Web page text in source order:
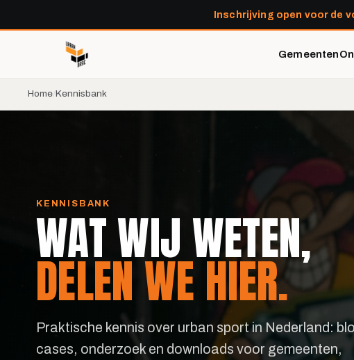
Inschrijving open voor de
Gemeenten
Home Kennisbank
KENNISBANK
WAT WIJ WETEN,
DELEN WE HIER.
Praktische kennis over urban sport in Nederland:
cases, onderzoek en downloads voor gemeenten,